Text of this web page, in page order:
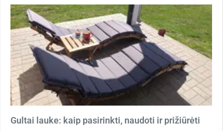
Gultai lauke: kaip pasirinkti, naudoti ir prižiūrėti